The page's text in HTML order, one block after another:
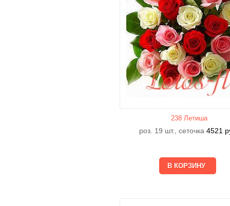
238 Летишa
роз. 19 шт., сеточка4521